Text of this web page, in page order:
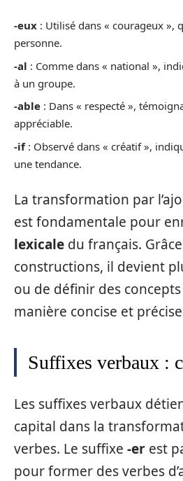
-eux : Utilisé dans « courageux »,
personne.
-al : Comme dans « national »,
à un groupe.
-able : Dans « respecté »,
appréciable.
-if: Observé dans « créatif »,
une tendance.
La transformation par
est fondamentale pour
lexicale du français.
constructions, il devient
ou de définir des
manière concise et
Suffixes verbaux :
Les suffixes verbaux
capital dans la
verbes. Le suffixe -er est
pour former des verbes